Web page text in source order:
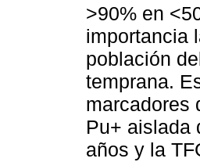
>90% en
importancia
población
temprana.
marcadores
Pu+ aislada
años y la